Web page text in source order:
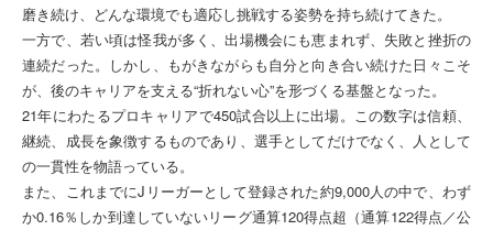
磨き続け、どんな環境でも適応し挑戦する姿勢を持ち続けてきた。
一方で、若い頃は怪我が多く、出場機会にも恵まれず、失敗と挫折の
連続だった。しかし、もがきながらも自分と向き合い続けた日々こそ
が、後のキャリアを支える“折れない心”を形づくる基盤となった。
21年にわたるプロキャリアで450試合以上に出場。この数字は信頼、
継続、成長を象徴するものであり、選手としてだけでなく、人として
の一貫性を物語っている。
また、これまでにJリーガーとして登録された約9,000人の中で、わず
か0.16％しか到達していないリーグ通算120得点超（通算122得点／公